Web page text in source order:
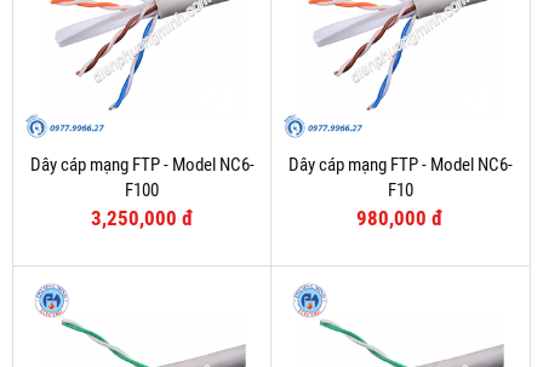
Dây cáp mạng FTP - Model NC6-
F100
3,250,000 đ
Dây cáp mạng FTP - Model NC6-
F10
980,000 đ